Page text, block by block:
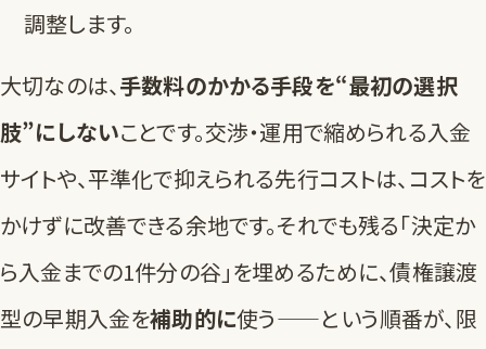
調整します。
大切なのは、手数料のかかる手段を“最初の選択
肢”にしないことです。交渉・運用で縮められる入金
サイトや、平準化で抑えられる先行コストは、コストを
かけずに改善できる余地です。それでも残る「決定か
ら入金までの1件分の谷」を埋めるために、債権譲渡
型の早期入金を補助的に使う——という順番が、限